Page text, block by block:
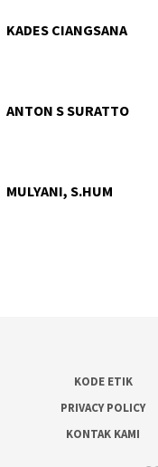
KADES CIANGSANA
ANTON S SURATTO
MULYANI, S.HUM
KODE ETIK
PRIVACY POLICY
KONTAK KAMI